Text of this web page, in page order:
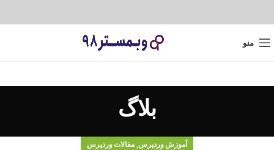
منو
بلاگ
آموزش وردپرس, مقالات وردپرس